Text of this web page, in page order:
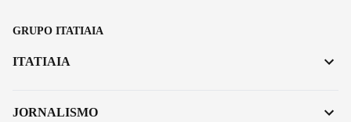
GRUPO ITATIAIA
ITATIAIA
JORNALISMO